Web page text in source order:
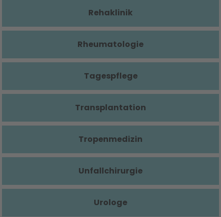
Rehaklinik
Rheumatologie
Tagespflege
Transplantation
Tropenmedizin
Unfallchirurgie
Urologe